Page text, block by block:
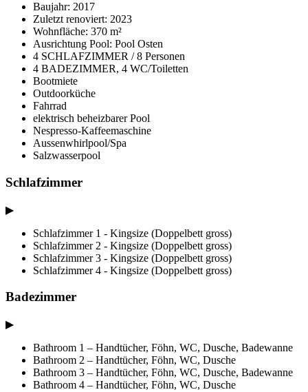
Baujahr: 2017
Zuletzt renoviert: 2023
Wohnfläche: 370 m²
Ausrichtung Pool: Pool Osten
4 SCHLAFZIMMER / 8 Personen
4 BADEZIMMER, 4 WC/Toiletten
Bootmiete
Outdoorküche
Fahrrad
elektrisch beheizbarer Pool
Nespresso-Kaffeemaschine
Aussenwhirlpool/Spa
Salzwasserpool
Schlafzimmer
▶
Schlafzimmer 1 - Kingsize (Doppelbett gross)
Schlafzimmer 2 - Kingsize (Doppelbett gross)
Schlafzimmer 3 - Kingsize (Doppelbett gross)
Schlafzimmer 4 - Kingsize (Doppelbett gross)
Badezimmer
▶
Bathroom 1 – Handtücher, Föhn, WC, Dusche, Badewanne
Bathroom 2 – Handtücher, Föhn, WC, Dusche
Bathroom 3 – Handtücher, Föhn, WC, Dusche, Badewanne
Bathroom 4 – Handtücher, Föhn, WC, Dusche